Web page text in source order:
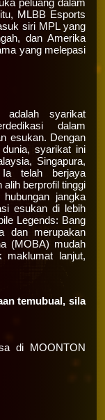
peluang dalam
MLBB Esports
siri MPL yang
dan Amerika
yang melepasi
adalah syarikat
dalam
esukan. Dengan
syarikat ini
Singapura,
telah berjaya
alih berprofil tinggi
jangka
esukan di lebih
Legends: Bang
dan merupakan
(MOBA) mudah
maklumat lanjut,
temubual, sila
di MOONTON